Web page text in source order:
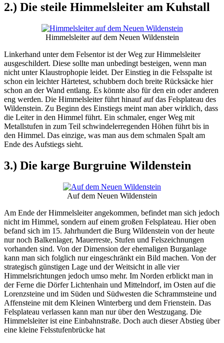
2.) Die steile Himmelsleiter am Kuhstall
Himmelsleiter auf dem Neuen Wildenstein
Linkerhand unter dem Felsentor ist der Weg zur Himmelsleiter
ausgeschildert. Diese sollte man unbedingt besteigen, wenn man
nicht unter Klaustrophopie leidet. Der Einstieg in die Felsspalte ist
schon ein leichter Härtetest, schubbern doch breite Rücksäcke hier
schon an der Wand entlang. Es könnte also für den ein oder anderen
eng werden. Die Himmelsleiter führt hinauf auf das Felsplateau des
Wildenstein. Zu Beginn des Einstiegs meint man aber wirklich, dass
die Leiter in den Himmel führt. Ein schmaler, enger Weg mit
Metallstufen in zum Teil schwindelerregenden Höhen führt bis in
den Himmel. Das einzige, was man aus dem schmalen Spalt am
Ende des Aufstiegs sieht.
3.) Die karge Burgruine Wildenstein
Auf dem Neuen Wildenstein
Am Ende der Himmelsleiter angekommen, befindet man sich jedoch
nicht im Himmel, sondern auf einem großen Felsplateau. Hier oben
befand sich im 15. Jahrhundert die Burg Wildenstein von der heute
nur noch Balkenlager, Mauerreste, Stufen und Felszeichnungen
vorhanden sind. Von der Dimension der ehemaligen Burganlage
kann man sich folglich nur eingeschränkt ein Bild machen. Von der
strategisch günstigen Lage und der Weitsicht in alle vier
Himmelsrichtungen jedoch umso mehr. Im Norden erblickt man in
der Ferne die Dörfer Lichtenhain und Mittelndorf, im Osten auf die
Lorenzsteine und im Süden und Südwesten die Schrammsteine und
Affensteine mit dem Kleinen Winterberg und dem Frienstein. Das
Felsplateau verlassen kann man nur über den Westzugang. Die
Himmelsleiter ist eine Einbahnstraße. Doch auch dieser Abstieg über
eine kleine Felsstufenbrücke hat